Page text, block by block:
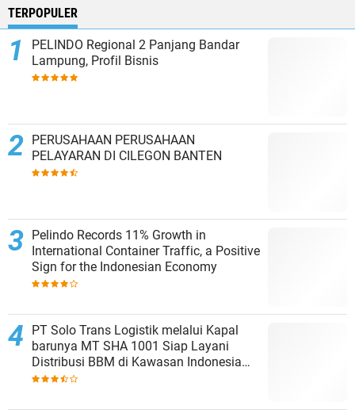
TERPOPULER
PELINDO Regional 2 Panjang Bandar
Lampung, Profil Bisnis
PERUSAHAAN PERUSAHAAN
PELAYARAN DI CILEGON BANTEN
Pelindo Records 11% Growth in
International Container Traffic, a Positive
Sign for the Indonesian Economy
PT Solo Trans Logistik melalui Kapal
barunya MT SHA 1001 Siap Layani
Distribusi BBM di Kawasan Indonesia
bagian Timur